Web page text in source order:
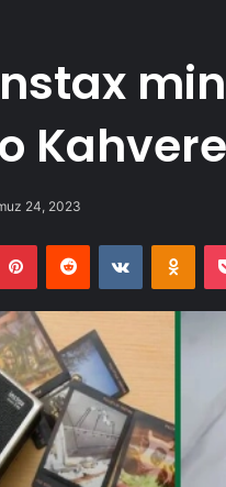
24, 2023
PinterestReddit VKontakte